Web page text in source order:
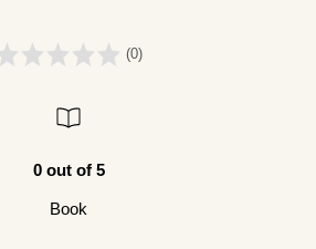
(0)
0 out of 5
Book